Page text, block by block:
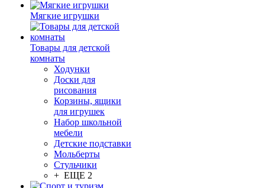
Мягкие игрушки
Товары для детской
комнаты
Ходунки
Доски для
рисования
Корзины, ящики
для игрушек
Набор школьной
мебели
Детские подставки
Мольберты
Стульчики
+ ЕЩЕ 2